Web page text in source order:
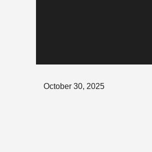
Posted
October 30, 2025